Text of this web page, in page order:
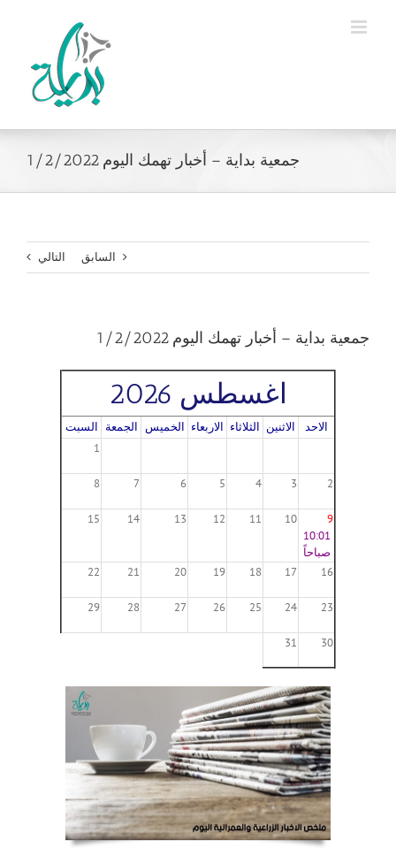
جمعية بداية – أخبار تهمك اليوم 1/2/2022
السابق التالي
جمعية بداية – أخبار تهمك اليوم 1/2/2022
اغسطس 2026
الاحد الاثنين الثلاثاء الاربعاء الخميس الجمعة السبت
1
2
3
4
5
6
7
8
9
10:01
صباحاً
10
11
12
13
14
15
16
17
18
19
20
21
22
23
24
25
26
27
28
29
30
31